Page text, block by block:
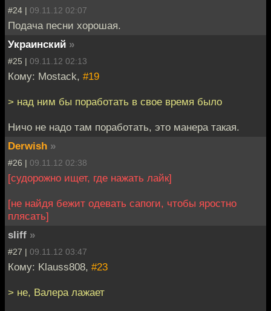
#24 | 09.11.12 02:07
Подача песни хорошая.
Украинский »
#25 | 09.11.12 02:13
Кому: Mostack, #19
> над ним бы поработать в свое время было
Ничо не надо там поработать, это манера такая.
Derwish »
#26 | 09.11.12 02:38
[судорожно ищет, где нажать лайк]
[не найдя бежит одевать сапоги, чтобы яростно
плясать]
sliff »
#27 | 09.11.12 03:47
Кому: Klauss808, #23
> не, Валера лажает